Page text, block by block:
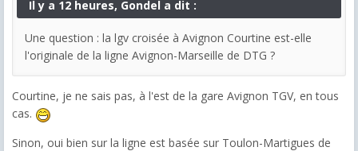
Il y a 12 heures, Gondel a dit :
Une question : la lgv croisée à Avignon Courtine est-elle
l'originale de la ligne Avignon-Marseille de DTG ?
Courtine, je ne sais pas, à l'est de la gare Avignon TGV, en tous
cas.
Sinon, oui bien sur la ligne est basée sur Toulon-Martigues de